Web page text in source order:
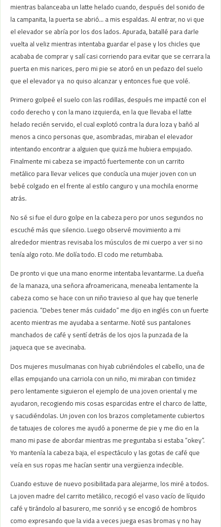
mientras balanceaba un latte helado cuando, después del sonido de
la campanita, la puerta se abrió… a mis espaldas. Al entrar, no vi que
el elevador se abría por los dos lados. Apurada, batallé para darle
vuelta al veliz mientras intentaba guardar el pase y los chicles que
acababa de comprar y salí casi corriendo para evitar que se cerrara la
puerta en mis narices, pero mi pie se atoró en un pedazo del suelo
que el elevador ya no quiso alcanzar y entonces fue que volé.
Primero golpeé el suelo con las rodillas, después me impacté con el
codo derecho y con la mano izquierda, en la que llevaba el latte
helado recién servido, el cual explotó contra la dura loza y bañó al
menos a cinco personas que, asombradas, miraban el elevador
intentando encontrar a alguien que quizá me hubiera empujado.
Finalmente mi cabeza se impactó fuertemente con un carrito
metálico para llevar velices que conducía una mujer joven con un
bebé colgado en el frente al estilo canguro y una mochila enorme
atrás.
No sé si fue el duro golpe en la cabeza pero por unos segundos no
escuché más que silencio. Luego observé movimiento a mi
alrededor mientras revisaba los músculos de mi cuerpo a ver si no
tenía algo roto. Me dolía todo. El codo me retumbaba.
De pronto vi que una mano enorme intentaba levantarme. La dueña
de la manaza, una señora afroamericana, meneaba lentamente la
cabeza como se hace con un niño travieso al que hay que tenerle
paciencia. “Debes tener más cuidado” me dijo en inglés con un fuerte
acento mientras me ayudaba a sentarme. Noté sus pantalones
manchados de café y sentí detrás de los ojos la punzada de la
jaqueca que se avecinaba.
Dos mujeres musulmanas con hiyab cubriéndoles el cabello, una de
ellas empujando una carriola con un niño, mi miraban con timidez
pero lentamente siguieron el ejemplo de una joven oriental y me
ayudaron, recogiendo mis cosas esparcidas entre el charco de latte,
y sacudiéndolas. Un joven con los brazos completamente cubiertos
de tatuajes de colores me ayudó a ponerme de pie y me dio en la
mano mi pase de abordar mientras me preguntaba si estaba “okey”.
Yo mantenía la cabeza baja, el espectáculo y las gotas de café que
veía en sus ropas me hacían sentir una vergüenza indecible.
Cuando estuve de nuevo posibilitada para alejarme, los miré a todos.
La joven madre del carrito metálico, recogió el vaso vacío de líquido
café y tirándolo al basurero, me sonrió y se encogió de hombros
como expresando que la vida a veces juega esas bromas y no hay